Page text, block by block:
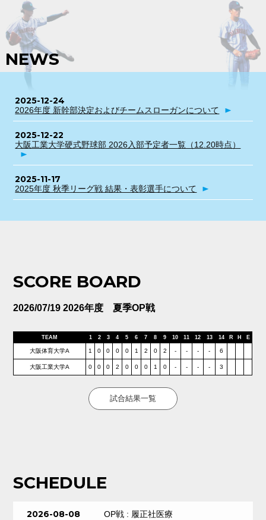
NEWS
2025-12-24
2026年度 新幹部決定およびチームスローガンについて
2025-12-22
大阪工業大学硬式野球部 2026入部予定者一覧（12.20時点）
2025-11-17
2025年度 秋季リーグ戦 結果・表彰選手について
SCORE BOARD
2026/07/19 2026年度 夏季OP戦
TEAM 1 2 3 4 5 6 7 8 9 10 11 12 13 14 R H E
大阪体育大学A 1 0 0 0 0 1 2 0 2 - - - - 6
大阪工業大学A 0 0 0 2 0 0 0 1 0 - - - - 3
試合結果一覧
SCHEDULE
2026-08-08 OP戦 : 履正社医療